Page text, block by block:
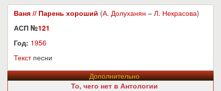
Ваня // Парень хороший (А. Долуханян – Л. Некрасова)
АСП №121
Год: 1956
Текстпесни
Дополнительно
То, чего нет в Антологии